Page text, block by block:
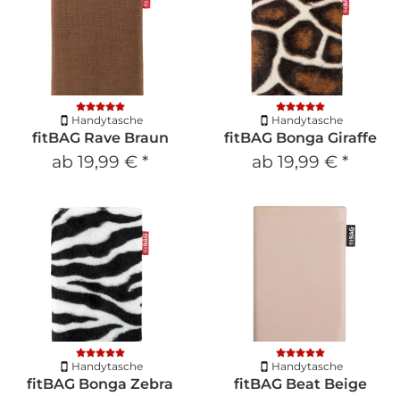
Handytasche
fitBAG Rave Braun
ab 19,99 € *
Handytasche
fitBAG Bonga Giraffe
ab 19,99 € *
Handytasche
fitBAG Bonga Zebra
Handytasche
fitBAG Beat Beige